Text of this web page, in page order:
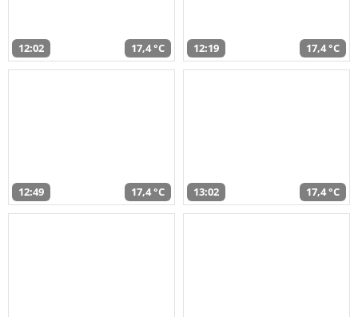
12:02 17,4 °C 12:19 17,4 °C
12:49 17,4 °C 13:02 17,4 °C